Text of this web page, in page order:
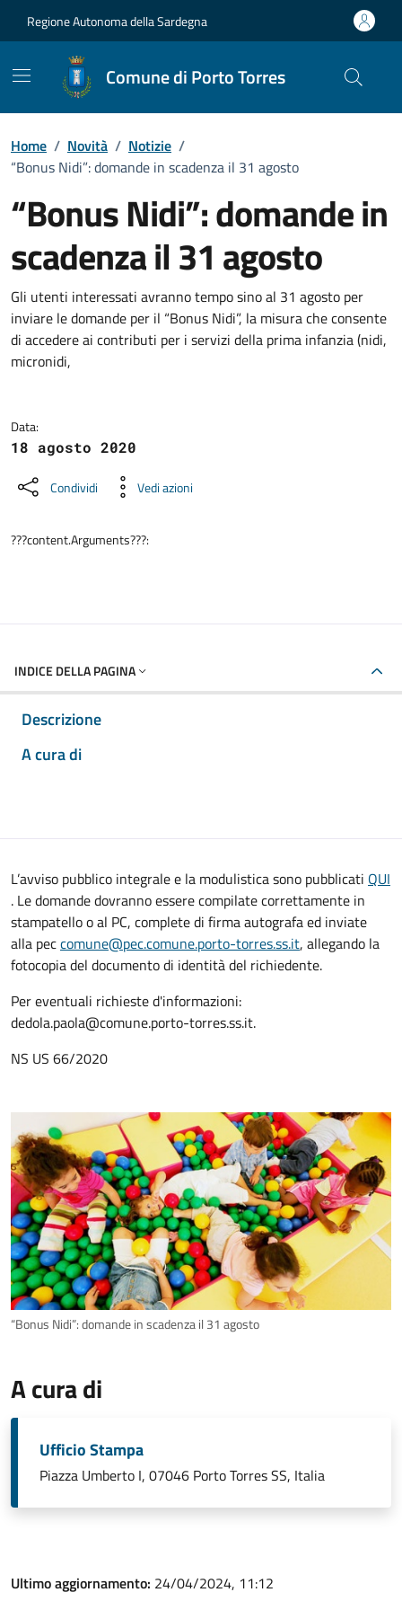
Regione Autonoma della Sardegna
Comune di Porto Torres
Home / Novità / Notizie /
“Bonus Nidi”: domande in scadenza il 31 agosto
“Bonus Nidi”: domande in
scadenza il 31 agosto
Dettagli della notizia
Gli utenti interessati avranno tempo sino al 31 agosto per
inviare le domande per il “Bonus Nidi”, la misura che consente
di accedere ai contributi per i servizi della prima infanzia (nidi,
micronidi,
Data:
18 agosto 2020
Condividi Vedi azioni
???content.Arguments???:
INDICE DELLA PAGINA
Descrizione
A cura di
L’avviso pubblico integrale e la modulistica sono pubblicati QUI
. Le domande dovranno essere compilate correttamente in
stampatello o al PC, complete di firma autografa ed inviate
alla peccomune@pec.comune.porto-torres.ss.it, allegando la
fotocopia del documento di identità del richiedente.
Per eventuali richieste d'informazioni:
dedola.paola@comune.porto-torres.ss.it.
NS US 66/2020
“Bonus Nidi”: domande in scadenza il 31 agosto
A cura di
Ufficio Stampa
Piazza Umberto I, 07046 Porto Torres SS, Italia
Ultimo aggiornamento: 24/04/2024, 11:12